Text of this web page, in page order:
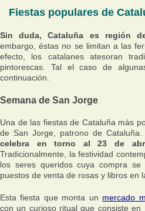
Fiestas populares de
Sin duda, Cataluña es región
embargo, éstas no se limitan a las
efecto, los catalanes atesoran
pintorescas. Tal el caso de
continuación.
Semana de San Jorge
Una de las fiestas de Cataluña más
de San Jorge, patrono de
celebra en torno al 23 de
Tradicionalmente, la festividad
los seres queridos cuya compra se
puestos de venta de rosas y libros en
Esta fiesta que monta un mercado
con un curioso ritual que consiste en